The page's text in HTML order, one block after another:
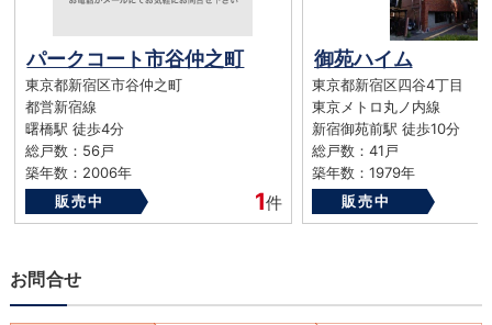
パークコート市谷仲之町
東京都新宿区市谷仲之町
都営新宿線
曙橋駅 徒歩4分
総戸数：56戸
築年数：2006年
販売中
1件
御苑ハイム
東京都新宿区四谷4丁目
東京メトロ丸ノ内線
新宿御苑前駅 徒歩10分
総戸数：41戸
築年数：1979年
販売中
お問合せ